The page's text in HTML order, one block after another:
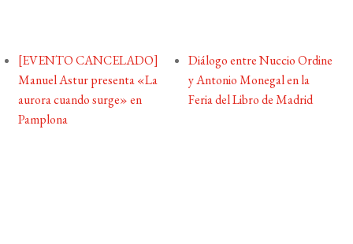
[EVENTO CANCELADO]
Manuel Astur presenta «La
aurora cuando surge» en
Pamplona
Diálogo entre Nuccio Ordine
y Antonio Monegal en la
Feria del Libro de Madrid